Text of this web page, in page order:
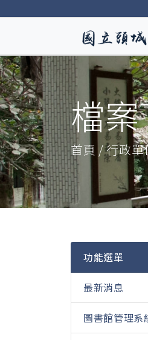
檔
首頁 / 行政
功能選單
最新消息
圖書館管理系